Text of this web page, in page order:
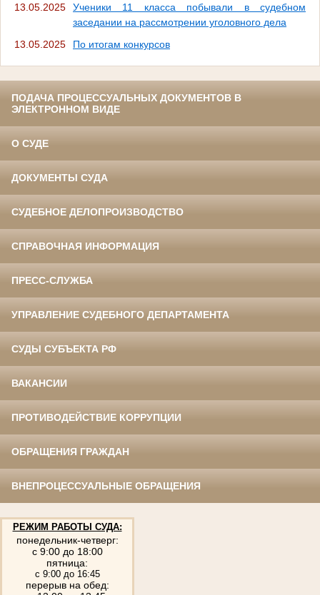
13.05.2025
Ученики 11 класса побывали в судебном
заседании на рассмотрении уголовного дела
13.05.2025
По итогам конкурсов
ПОДАЧА ПРОЦЕССУАЛЬНЫХ ДОКУМЕНТОВ В
ЭЛЕКТРОННОМ ВИДЕ
О СУДЕ
ДОКУМЕНТЫ СУДА
СУДЕБНОЕ ДЕЛОПРОИЗВОДСТВО
СПРАВОЧНАЯ ИНФОРМАЦИЯ
ПРЕСС-СЛУЖБА
УПРАВЛЕНИЕ СУДЕБНОГО ДЕПАРТАМЕНТА
СУДЫ СУБЪЕКТА РФ
ВАКАНСИИ
ПРОТИВОДЕЙСТВИЕ КОРРУПЦИИ
ОБРАЩЕНИЯ ГРАЖДАН
ВНЕПРОЦЕССУАЛЬНЫЕ ОБРАЩЕНИЯ
РЕЖИМ РАБОТЫ СУДА:
понедельник-четверг:
с 9:00 до 18:00
пятница:
с 9:00 до 16:45
перерыв на обед: